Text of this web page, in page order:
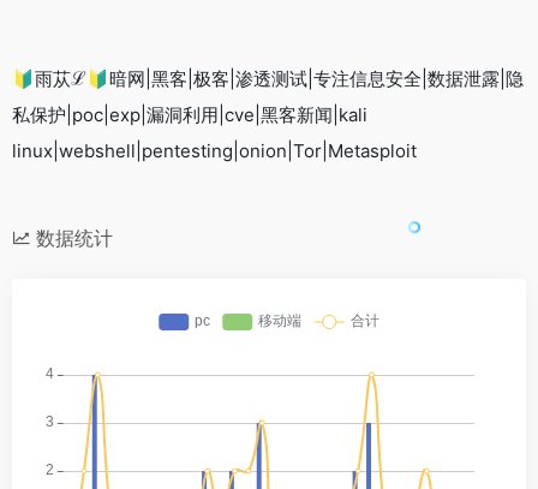
🔰雨苁ℒ🔰暗网|黑客|极客|渗透测试|专注信息安全|数据泄露|隐
私保护|poc|exp|漏洞利用|cve|黑客新闻|kali
linux|webshell|pentesting|onion|Tor|Metasploit
数据统计